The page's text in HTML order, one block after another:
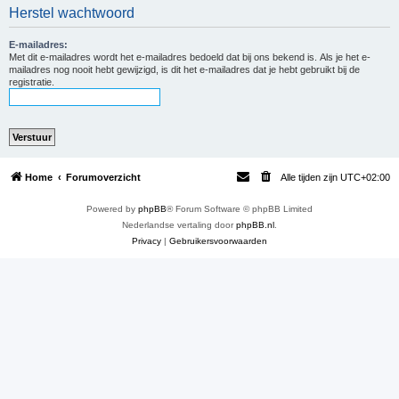
Herstel wachtwoord
E-mailadres:
Met dit e-mailadres wordt het e-mailadres bedoeld dat bij ons bekend is. Als je het e-
mailadres nog nooit hebt gewijzigd, is dit het e-mailadres dat je hebt gebruikt bij de
registratie.
Home Forumoverzicht Alle tijden zijn UTC+02:00
Powered by phpBB® Forum Software © phpBB Limited
Nederlandse vertaling doorphpBB.nl
Privacy | Gebruikersvoorwaarden